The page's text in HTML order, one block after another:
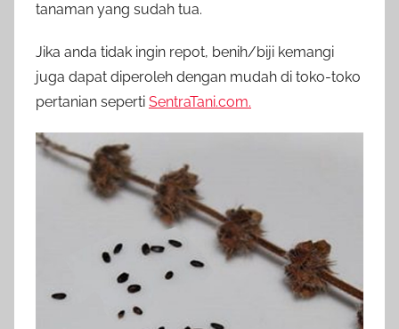
tanaman yang sudah tua.
Jika anda tidak ingin repot, benih/biji kemangi
juga dapat diperoleh dengan mudah di toko-toko
pertanian seperti SentraTani.com.